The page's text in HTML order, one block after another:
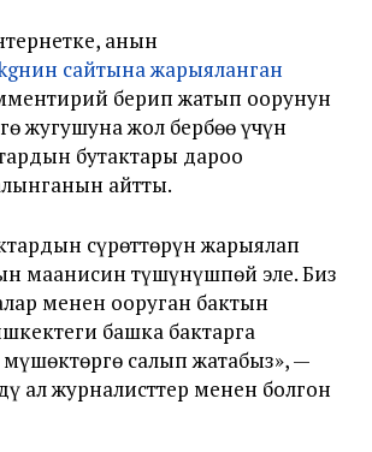
анын
сайтына жарыяланган
берип жатып оорунун
жугушуна жол бербөө үчүн
бутактары дароо
айтты.
сүрөттөрүн жарыялап
маанисин түшүнүшпөй эле. Биз
менен ооруган бактын
башка бактарга
салып жатабыз», —
ал журналисттер менен болгон